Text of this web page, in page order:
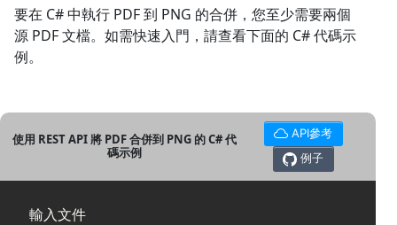
要在 C# 中執行 PDF 到 PNG 的合併，您至少需要兩個
源 PDF 文檔。如需快速入門，請查看下面的 C# 代碼示
例。
使用 REST API 將 PDF 合併到 PNG 的 C# 代
碼示例
API參考
例子
輸入文件